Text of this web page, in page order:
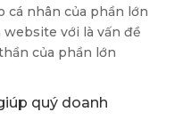
cá nhân của phần lớn
website với là vấn đề
của phần lớn
quý doanh